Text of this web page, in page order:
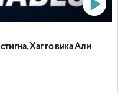
Хаг го вика Али